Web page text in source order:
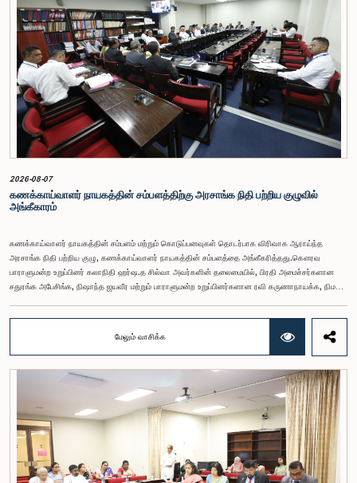
2026-08-07
கணக்காய்வாளர் நாயகத்தின் சம்பளத்திற்கு அரசாங்க நிதி பற்றிய குழுவில்
அங்கீகாரம்
கணக்காய்வாளர் நாயகத்தின் சம்பளம் மற்றும் கொடுப்பனவுகள் தொடர்பாக விரிவாக ஆராய்ந்த
அரசாங்க நிதி பற்றிய குழு, கணக்காய்வாளர் நாயகத்தின் சம்பளத்தை அங்கீகரித்தது.கௌரவ
பாராளுமன்ற உறுப்பினர் கலாநிதி ஹர்ஷ.த சில்வா அவர்களின் தலைமையில், பிரதி அமைச்சர்களான
சதுரங்க அபேசிங்க, நிஷாந்த ஜயவீர மற்றும் பாராளுமன்ற உறுப்பினர்களான ரவி கருணாநாயக்க, நிமல்
நிதி பற்றிய குழுக் கூட்டத்திலேயே இந்த அங்கீகாரம் வழங்கப்பட்டது.இலங்கை ஜனநாயக சோசலிசக்
குடியரசின் அரசியலமைப்பின் 153(2) ஆம் உறுப்புரையின் பிரகாரம், கணக்காய்வாளர் நாயகத்தின்
சம்பளம் தொடர்பான பிரேரணை குழுவின் கவனத்திற்கு கொண்டு வரப்பட்டது.இதன்போது,
கணக்காய்வாளர் நாயகத்தின் பொறுப்புகள், அரச நிதி மேற்பார்வை மற்றும் கணக்காய்வுத் துறையின்
சுயாதீனத் தன்மை உள்ளிட்ட விடயங்களை கருத்தில் கொண்டு, சம்பள மட்டம் தொடர்பாக குழுத்
தலைவர் உள்ளிட்ட உறுப்பினர்கள் தமது கருத்துகளையும் பரிந்துரைகளையும் முன்வைத்தனர்.மேலும்,
அரசியலமைப்பின் 170 ஆம் உறுப்புரையின் பிரகாரம், கணக்காய்வாளர் நாயகம் ஒரு அரசாங்க ஊழியர்
அல்ல என்பதையும், நடைமுறையில் உள்ள அரசாங்க சம்பள அளவுகோலுக்கு வெளியே இப்பதவிக்கான
சம்பளத்தை விசேடமாக பரிசீலிக்க முடியும் என்பதையும் குழு சுட்டிக்காட்டியது.முன்மொழியப்பட்ட சம்பளத்
தொகை, முன்னர் பதவி வகித்த கணக்காய்வாளர் நாயகங்களின் சம்பளங்களையும் கருத்தில் கொண்டு
நிர்ணயிக்கப்பட்டதாக அதிகாரிகள் தெரிவித்தனர். இதற்கு முன்னர், சம்பளங்கள் மற்றும் பணியாளர்
மேலும் வாசிக்க